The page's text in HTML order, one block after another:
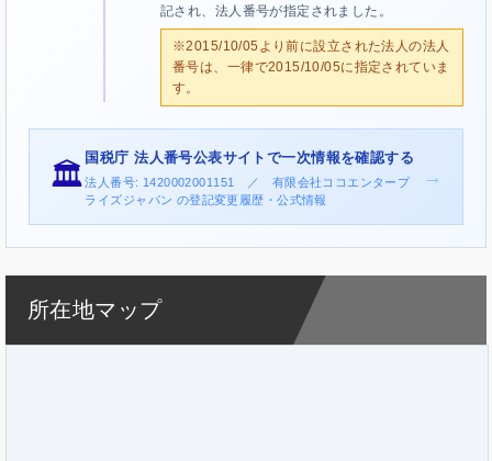
記され、法人番号が指定されました。
※2015/10/05より前に設立された法人の法人
番号は、一律で2015/10/05に指定されていま
す。
🏛️
国税庁 法人番号公表サイトで一次情報を確認する
法人番号: 1420002001151 ／ 有限会社ココエンタープ
ライズジャパン の登記変更履歴・公式情報
→
所在地マップ